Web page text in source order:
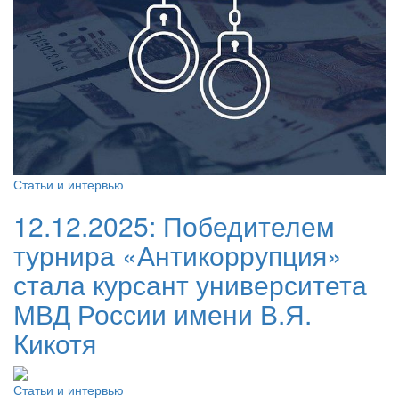
Статьи и интервью
12.12.2025: Победителем
турнира «Антикоррупция»
стала курсант университета
МВД России имени В.Я.
Кикотя
Статьи и интервью